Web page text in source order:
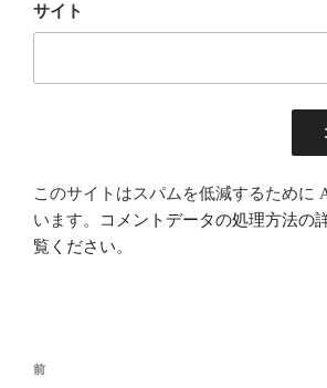
サイト
このサイトはスパムを低減するために
います。
コメントデータの処理方法の
覧ください。
投
前
前